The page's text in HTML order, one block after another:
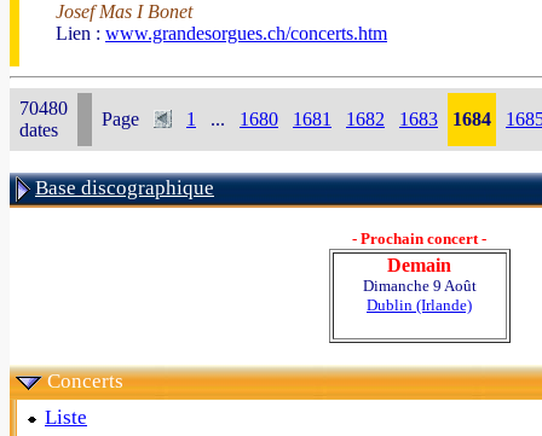
Josef Mas I Bonet
Lien : www.grandesorgues.ch/concerts.htm
70480
dates
Page 1 ... 1680 1681 1682 1683 1684
Base discographique
- Prochain concert -
Demain
Dimanche 9 Août
Dublin (Irlande)
Concerts
Liste